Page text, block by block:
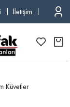
İletişim TEL:
Küvetler